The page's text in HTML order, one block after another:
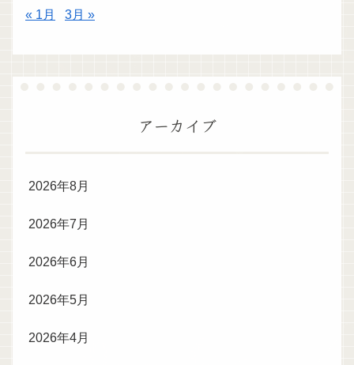
« 1月 3月 »
アーカイブ
2026年8月
2026年7月
2026年6月
2026年5月
2026年4月